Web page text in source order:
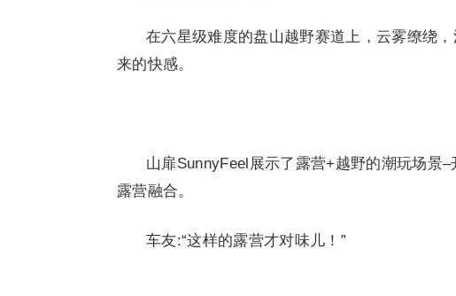
在六星级难度的盘山越野赛道上，云雾缭绕
来的快感。
山扉SunnyFeel展示了露营+越野的潮玩场景
露营融合。
车友:“这样的露营才对味儿！”